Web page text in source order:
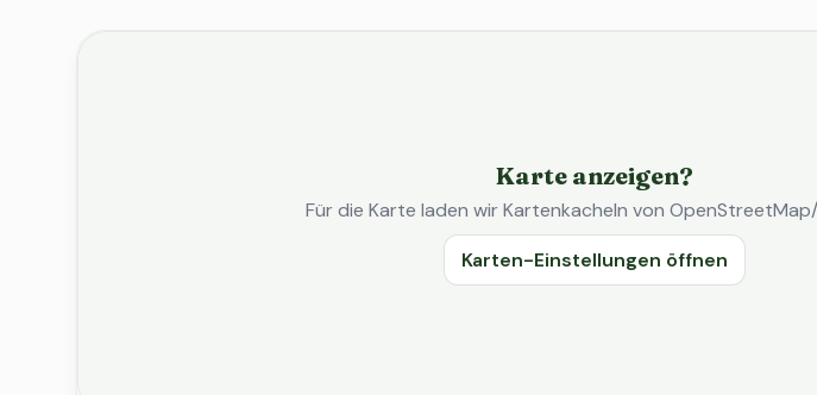
Karte anzeigen?
Für die Karte laden wir Kartenkacheln von OpenStreetMap/
Karten-Einstellungen öffnen